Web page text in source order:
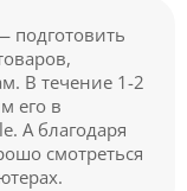
подготовить
В течение 1-2
его в
А благодаря
смотреться